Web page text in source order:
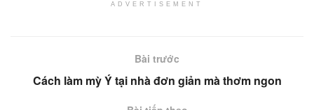
ADVERTISEMENT
Bài trước
Cách làm mỳ Ý tại nhà đơn giản mà thơm ngon